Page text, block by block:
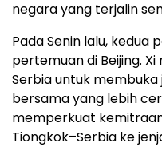
negara yang terjalin
Pada Senin lalu,
pertemuan di Beijing.
Serbia untuk
bersama yang lebih
memperkuat
Tiongkok–Serbia ke